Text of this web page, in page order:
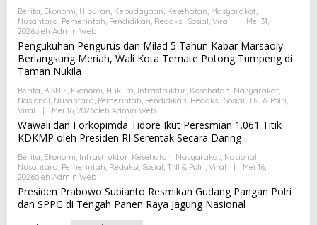
Berita, Ekonomi, Hiburan, Kebudayaan, Kesehatan, Masyarakat,
Nusantara, Pemerintah, Pendidikan, Redaksi, Sosial, Viral
Mei 31,
2026Oleh Admin Web
Pengukuhan Pengurus dan Milad 5 Tahun Kabar Marsaoly
Berlangsung Meriah, Wali Kota Ternate Potong Tumpeng di
Taman Nukila
Berita, BISNIS, Ekonomi, Hukum, Infrastruktur, Kesehatan, Masyarakat,
Nasional, Nusantara, Pemerintah, Pendidikan, Redaksi, Sosial, TNI & Polri,
Viral
Mei 16, 2026Oleh Admin Web
Wawali dan Forkopimda Tidore Ikut Peresmian 1.061 Titik
KDKMP oleh Presiden RI Serentak Secara Daring
Berita, Ekonomi, Infrastruktur, Kesehatan, Masyarakat, Nasional,
Nusantara, Pemerintah, Redaksi, Sosial, TNI & Polri, Viral
Mei 16,
2026Oleh Admin Web
Presiden Prabowo Subianto Resmikan Gudang Pangan Polri
dan SPPG di Tengah Panen Raya Jagung Nasional